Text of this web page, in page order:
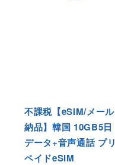
不課税【eSIM/メール
納品】韓国 10GB5日
データ+音声通話 プリ
ペイドeSIM